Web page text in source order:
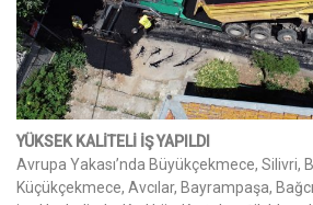
YÜKSEK KALİTELİ İŞ YAPILDI
Avrupa Yakası’nda Büyükçekmece, Silivri,
Küçükçekmece, Avcılar, Bayrampaşa,